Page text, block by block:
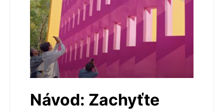
Návod: Zachyťte